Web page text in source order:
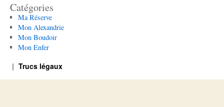
Catégories
Ma Réserve
Mon Alexandrie
Mon Boudoir
Mon Enfer
Trucs légaux